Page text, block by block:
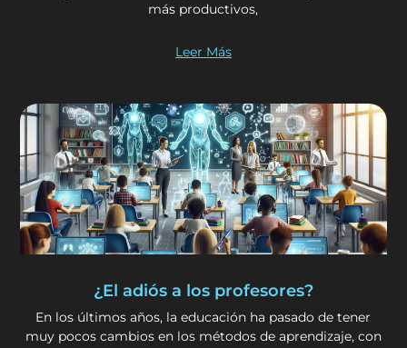
más productivos,
Leer Más
¿El adiós a los profesores?
En los últimos años, la educación ha pasado de tener
muy pocos cambios en los métodos de aprendizaje, con